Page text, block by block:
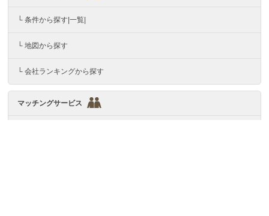
└ 条件から探す|一覧|
└ 地図から探す
└ 会社ランキングから探す
マッチングサービス